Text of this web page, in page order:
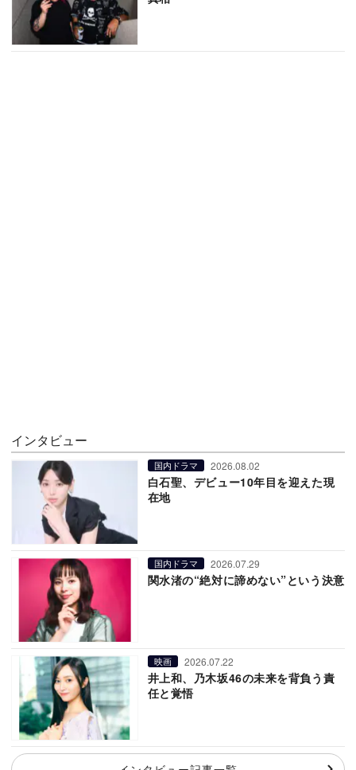
インタビュー
国内ドラマ 2026.08.02
白石聖、デビュー10年目を迎えた現
在地
国内ドラマ 2026.07.29
関水渚の“絶対に諦めない”という決意
映画 2026.07.22
井上和、乃木坂46の未来を背負う責
任と覚悟